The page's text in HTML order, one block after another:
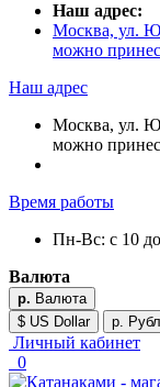
Наш адрес:
Москва, ул.
можно
Наш адрес
Москва, ул.
можно
Время работы
Пн-Вс: с 10
Валюта
р. Валюта
$ US Dollar
р.
Личный кабинет
0